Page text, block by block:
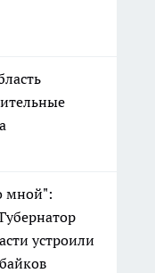
мной":
устроили